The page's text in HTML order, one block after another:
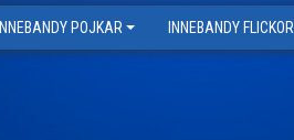
INNEBANDY POJKAR INNEBANDY FLICKOR